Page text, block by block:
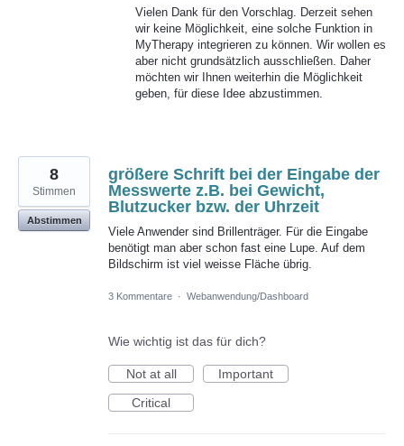
Vielen Dank für den Vorschlag. Derzeit sehen
wir keine Möglichkeit, eine solche Funktion in
MyTherapy integrieren zu können. Wir wollen es
aber nicht grundsätzlich ausschließen. Daher
möchten wir Ihnen weiterhin die Möglichkeit
geben, für diese Idee abzustimmen.
größere Schrift bei der Eingabe der
Messwerte z.B. bei Gewicht,
Blutzucker bzw. der Uhrzeit
Viele Anwender sind Brillenträger. Für die Eingabe
benötigt man aber schon fast eine Lupe. Auf dem
Bildschirm ist viel weisse Fläche übrig.
8
Stimmen
Abstimmen
3 Kommentare · Webanwendung/Dashboard
Wie wichtig ist das für dich?
Not at all
Important
Critical